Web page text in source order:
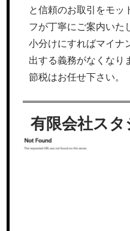
と信頼のお取引をモッ
フが丁寧にご案内いた
小分けにすればマイナ
出する義務がなくなり
節税はお任せ下さい。
有限会社ス